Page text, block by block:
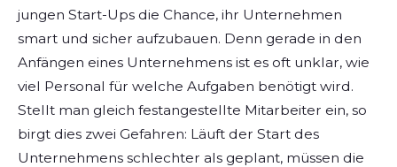
jungen Start-Ups die Chance, ihr Unternehmen
smart und sicher aufzubauen. Denn gerade in den
Anfängen eines Unternehmens ist es oft unklar, wie
viel Personal für welche Aufgaben benötigt wird.
Stellt man gleich festangestellte Mitarbeiter ein, so
birgt dies zwei Gefahren: Läuft der Start des
Unternehmens schlechter als geplant, müssen die